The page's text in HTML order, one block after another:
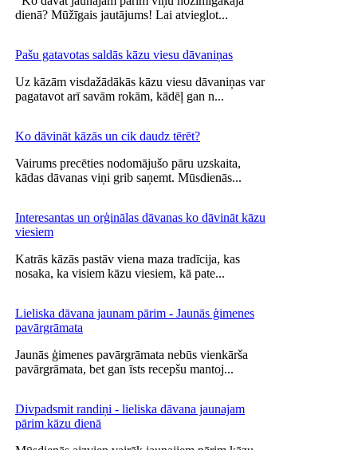
dienā? Mūžīgais jautājums! Lai atvieglot...
Pašu gatavotas saldās kāzu viesu dāvaniņas
Uz kāzām visdažādākās kāzu viesu dāvaniņas var
pagatavot arī savām rokām, kādēļ gan n...
Ko dāvināt kāzās un cik daudz tērēt?
Vairums precēties nodomājušo pāru uzskaita,
kādas dāvanas viņi grib saņemt. Mūsdienās...
Interesantas un orģinālas dāvanas ko dāvināt kāzu
viesiem
Katrās kāzās pastāv viena maza tradīcija, kas
nosaka, ka visiem kāzu viesiem, kā pate...
Lieliska dāvana jaunam pārim - Jaunās ģimenes
pavārgrāmata
Jaunās ģimenes pavārgrāmata nebūs vienkārša
pavārgrāmata, bet gan īsts recepšu mantoj...
Divpadsmit randiņi - lieliska dāvana jaunajam
pārim kāzu dienā